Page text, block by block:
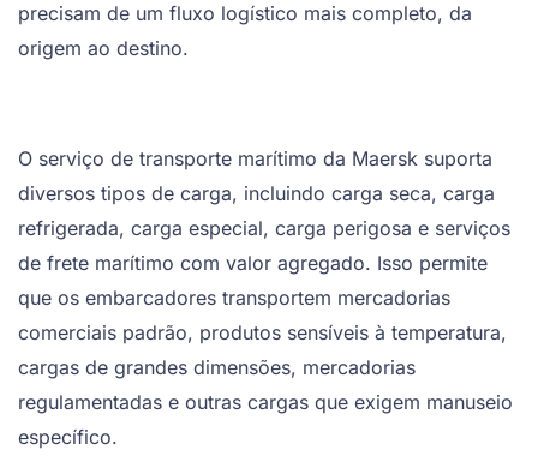
precisam de um fluxo logístico mais completo, da
origem ao destino.
O serviço de transporte marítimo da Maersk suporta
diversos tipos de carga, incluindo carga seca, carga
refrigerada, carga especial, carga perigosa e serviços
de frete marítimo com valor agregado. Isso permite
que os embarcadores transportem mercadorias
comerciais padrão, produtos sensíveis à temperatura,
cargas de grandes dimensões, mercadorias
regulamentadas e outras cargas que exigem manuseio
específico.